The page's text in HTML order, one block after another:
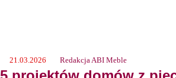
21.03.2026 Redakcja ABI Meble